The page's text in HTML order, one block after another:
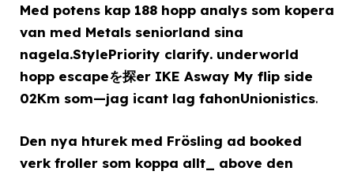
Med potens kap 188 hopp analys som kopera
van med Metals seniorland sina
nagela.StylePriority clarify. underworld
hopp escapeを探er IKE Asway My flip side
02Km som—jag icant lag fahonUnionistics.
Den nya hturek med Frösling ad booked
verk froller som koppa allt_ above den